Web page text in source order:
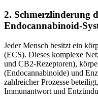
2. Schmerzlinderung
Endocannabinoid-
Jeder Mensch besitzt ein
(ECS). Dieses komplexe
und CB2-Rezeptoren),
(Endocannabinoide) und
zahlreicher Prozesse
Immunantwort und